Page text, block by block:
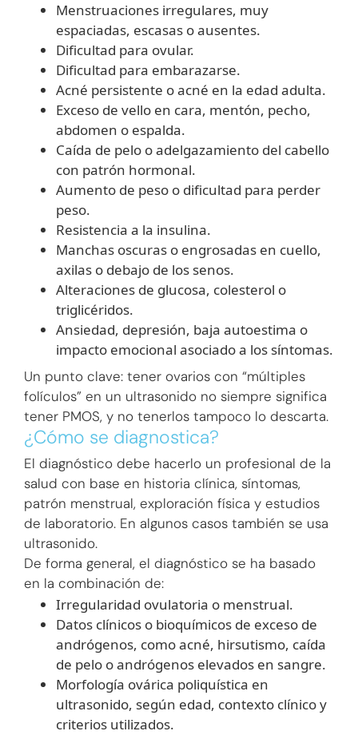
Menstruaciones irregulares, muy
espaciadas, escasas o ausentes.
Dificultad para ovular.
Dificultad para embarazarse.
Acné persistente o acné en la edad adulta.
Exceso de vello en cara, mentón, pecho,
abdomen o espalda.
Caída de pelo o adelgazamiento del cabello
con patrón hormonal.
Aumento de peso o dificultad para perder
peso.
Resistencia a la insulina.
Manchas oscuras o engrosadas en cuello,
axilas o debajo de los senos.
Alteraciones de glucosa, colesterol o
triglicéridos.
Ansiedad, depresión, baja autoestima o
impacto emocional asociado a los síntomas.
Un punto clave: tener ovarios con “múltiples
folículos” en un ultrasonido no siempre significa
tener PMOS, y no tenerlos tampoco lo descarta.
¿Cómo se diagnostica?
El diagnóstico debe hacerlo un profesional de la
salud con base en historia clínica, síntomas,
patrón menstrual, exploración física y estudios
de laboratorio. En algunos casos también se usa
ultrasonido.
De forma general, el diagnóstico se ha basado
en la combinación de:
Irregularidad ovulatoria o menstrual.
Datos clínicos o bioquímicos de exceso de
andrógenos, como acné, hirsutismo, caída
de pelo o andrógenos elevados en sangre.
Morfología ovárica poliquística en
ultrasonido, según edad, contexto clínico y
criterios utilizados.